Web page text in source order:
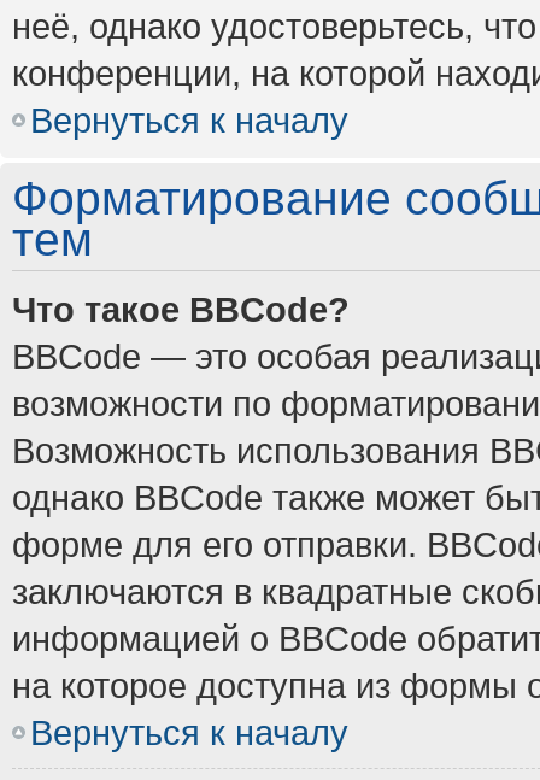
неё, однако удостоверьтесь,
конференции, на которой
Вернуться к началу
Форматирование
тем
Что такое BBCode?
BBCode — это особая
возможности по
Возможность использования
однако BBCode также может
форме для его отправки.
заключаются в квадратные
информацией о BBCode
на которое доступна из формы
Вернуться к началу